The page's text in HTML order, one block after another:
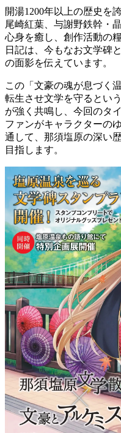
開湯1200年以上の歴史を
尾崎紅葉、与謝野鉄幹・
心身を癒し、創作活動の
日記は、今もなお文学碑
の面影を伝えています。
この「文豪の魂が息づく
転生させ文学を守るとい
が強く共鳴し、今回のタ
ファンがキャラクターの
通して、那須塩原の深い
目指します。